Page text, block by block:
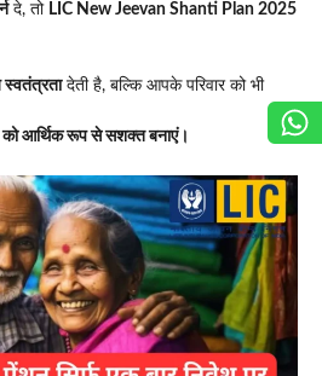
दे, तो LIC New Jeevan Shanti Plan 2025
स्वतंत्रतादेती है, बल्कि आपके परिवार को भी
आर्थिक रूप से सशक्त बनाएं।